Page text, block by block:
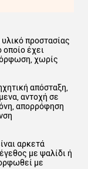
προστασίας
οποίο έχει
χωρίς
απόσταξη,
αντοχή σε
απορρόφηση
αρκετά
με ψαλίδι ή
με